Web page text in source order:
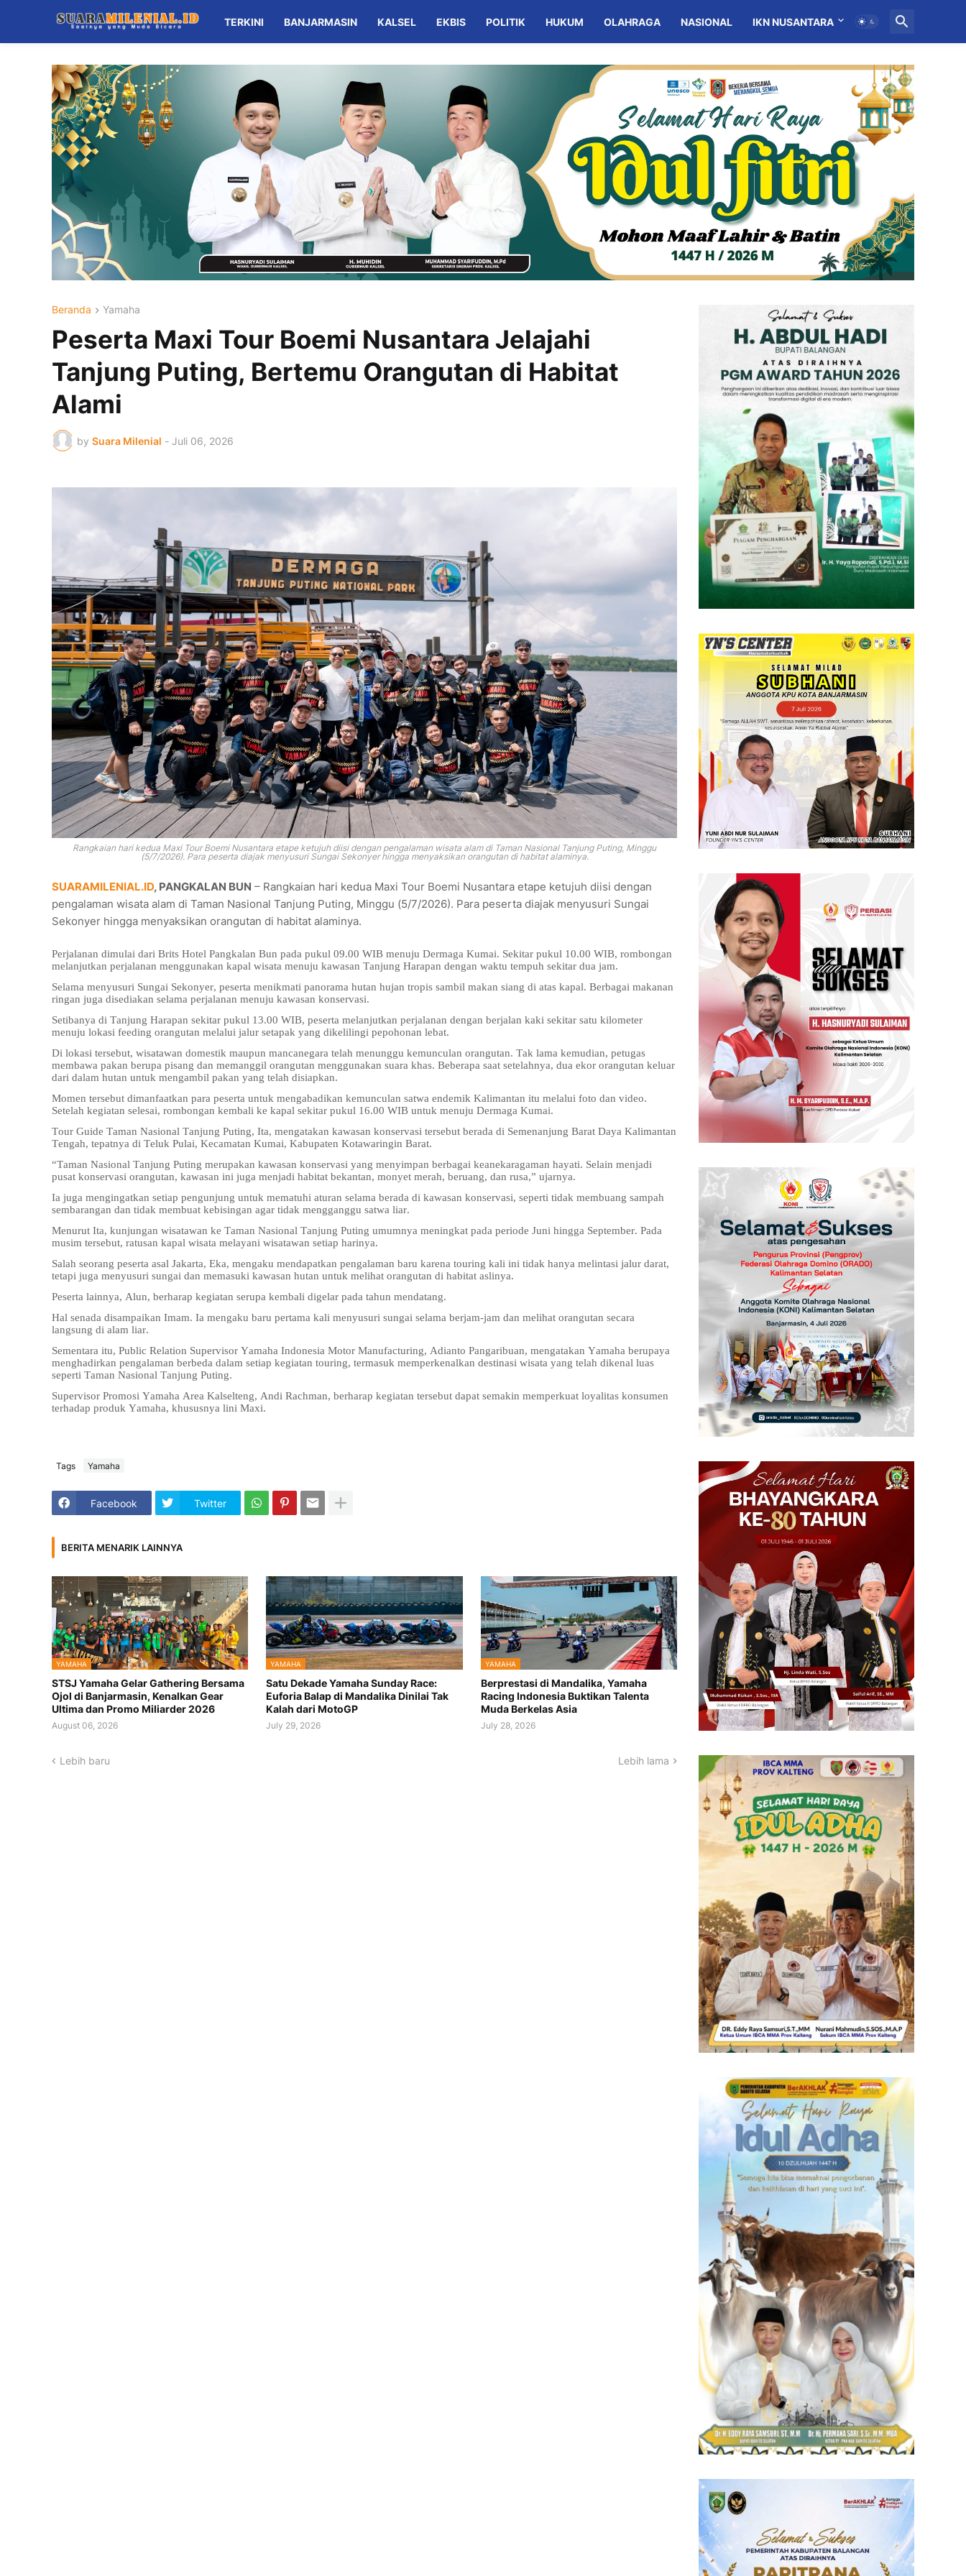
TERKINI BANJARMASIN KALSEL EKBIS POLITIK HUKUM OLAHRAGA NASIONAL IKN NUSANTARA MITRA
Beranda Yamaha
Peserta Maxi Tour Boemi Nusantara Jelajahi
Tanjung Puting, Bertemu Orangutan di Habitat
Alami
by Suara Milenial - Juli 06, 2026
Rangkaian hari kedua Maxi Tour Boemi Nusantara etape ketujuh diisi dengan pengalaman wisata alam di Taman Nasional Tanjung Puting, Minggu
(5/7/2026). Para peserta diajak menyusuri Sungai Sekonyer hingga menyaksikan orangutan di habitat alaminya.
SUARAMILENIAL.ID, PANGKALAN BUN – Rangkaian hari kedua Maxi Tour Boemi Nusantara etape ketujuh diisi dengan
pengalaman wisata alam di Taman Nasional Tanjung Puting, Minggu (5/7/2026). Para peserta diajak menyusuri Sungai
Sekonyer hingga menyaksikan orangutan di habitat alaminya.
Perjalanan dimulai dari Brits Hotel Pangkalan Bun pada pukul 09.00 WIB menuju Dermaga Kumai. Sekitar pukul 10.00 WIB, rombongan
melanjutkan perjalanan menggunakan kapal wisata menuju kawasan Tanjung Harapan dengan waktu tempuh sekitar dua jam.
Selama menyusuri Sungai Sekonyer, peserta menikmati panorama hutan hujan tropis sambil makan siang di atas kapal. Berbagai makanan
ringan juga disediakan selama perjalanan menuju kawasan konservasi.
Setibanya di Tanjung Harapan sekitar pukul 13.00 WIB, peserta melanjutkan perjalanan dengan berjalan kaki sekitar satu kilometer
menuju lokasi feeding orangutan melalui jalur setapak yang dikelilingi pepohonan lebat.
Di lokasi tersebut, wisatawan domestik maupun mancanegara telah menunggu kemunculan orangutan. Tak lama kemudian, petugas
membawa pakan berupa pisang dan memanggil orangutan menggunakan suara khas. Beberapa saat setelahnya, dua ekor orangutan keluar
dari dalam hutan untuk mengambil pakan yang telah disiapkan.
Momen tersebut dimanfaatkan para peserta untuk mengabadikan kemunculan satwa endemik Kalimantan itu melalui foto dan video.
Setelah kegiatan selesai, rombongan kembali ke kapal sekitar pukul 16.00 WIB untuk menuju Dermaga Kumai.
Tour Guide Taman Nasional Tanjung Puting, Ita, mengatakan kawasan konservasi tersebut berada di Semenanjung Barat Daya Kalimantan
Tengah, tepatnya di Teluk Pulai, Kecamatan Kumai, Kabupaten Kotawaringin Barat.
“Taman Nasional Tanjung Puting merupakan kawasan konservasi yang menyimpan berbagai keanekaragaman hayati. Selain menjadi
pusat konservasi orangutan, kawasan ini juga menjadi habitat bekantan, monyet merah, beruang, dan rusa,” ujarnya.
Ia juga mengingatkan setiap pengunjung untuk mematuhi aturan selama berada di kawasan konservasi, seperti tidak membuang sampah
sembarangan dan tidak membuat kebisingan agar tidak mengganggu satwa liar.
Menurut Ita, kunjungan wisatawan ke Taman Nasional Tanjung Puting umumnya meningkat pada periode Juni hingga September. Pada
musim tersebut, ratusan kapal wisata melayani wisatawan setiap harinya.
Salah seorang peserta asal Jakarta, Eka, mengaku mendapatkan pengalaman baru karena touring kali ini tidak hanya melintasi jalur darat,
tetapi juga menyusuri sungai dan memasuki kawasan hutan untuk melihat orangutan di habitat aslinya.
Peserta lainnya, Alun, berharap kegiatan serupa kembali digelar pada tahun mendatang.
Hal senada disampaikan Imam. Ia mengaku baru pertama kali menyusuri sungai selama berjam-jam dan melihat orangutan secara
langsung di alam liar.
Sementara itu, Public Relation Supervisor Yamaha Indonesia Motor Manufacturing, Adianto Pangaribuan, mengatakan Yamaha berupaya
menghadirkan pengalaman berbeda dalam setiap kegiatan touring, termasuk memperkenalkan destinasi wisata yang telah dikenal luas
seperti Taman Nasional Tanjung Puting.
Supervisor Promosi Yamaha Area Kalselteng, Andi Rachman, berharap kegiatan tersebut dapat semakin memperkuat loyalitas konsumen
terhadap produk Yamaha, khususnya lini Maxi.
Tags Yamaha
Facebook Twitter
BERITA MENARIK LAINNYA
YAMAHA
STSJ Yamaha Gelar Gathering Bersama
Ojol di Banjarmasin, Kenalkan Gear
Ultima dan Promo Miliarder 2026
August 06, 2026
YAMAHA
Satu Dekade Yamaha Sunday Race:
Euforia Balap di Mandalika Dinilai Tak
Kalah dari MotoGP
July 29, 2026
YAMAHA
Berprestasi di Mandalika, Yamaha
Racing Indonesia Buktikan Talenta
Muda Berkelas Asia
July 28, 2026
Lebih baru Lebih lama